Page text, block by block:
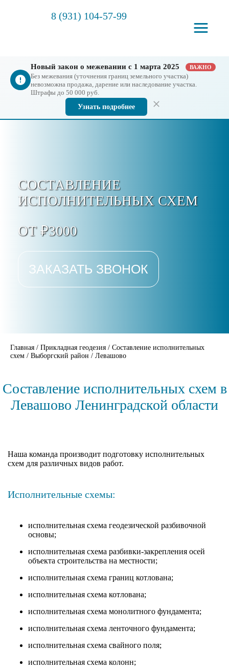
8 (931) 104-57-99
Новый закон о межевании с 1 марта 2025 ВАЖНО
Без межевания (уточнения границ земельного участка)
невозможна продажа, дарение или наследование участка.
Штрафы до 50 000 руб.
Узнать подробнее
СОСТАВЛЕНИЕ
ИСПОЛНИТЕЛЬНЫХ СХЕМ
ОТ ₽3000
ЗАКАЗАТЬ ЗВОНОК
Главная / Прикладная геодезия / Составление исполнительных
схем / Выборгский район / Левашово
Составление исполнительных схем в
Левашово Ленинградской области
Наша команда производит подготовку исполнительных
схем для различных видов работ.
Исполнительные схемы:
исполнительная схема геодезической разбивочной
основы;
исполнительная схема разбивки-закрепления осей
объекта строительства на местности;
исполнительная схема границ котлована;
исполнительная схема котлована;
исполнительная схема монолитного фундамента;
исполнительная схема ленточного фундамента;
исполнительная схема свайного поля;
исполнительная схема колонн;